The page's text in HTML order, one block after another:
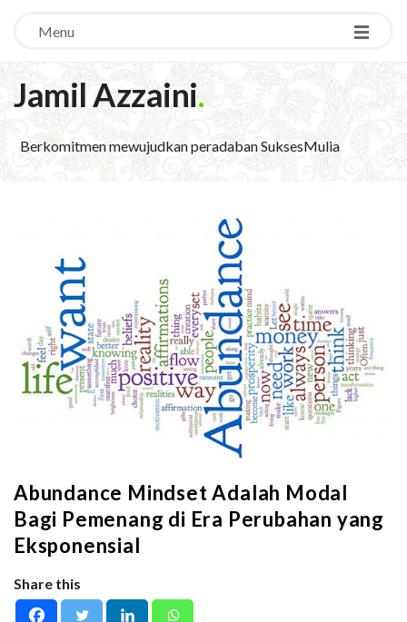
Menu
Jamil Azzaini.
Berkomitmen mewujudkan peradaban SuksesMulia
Abundance Mindset Adalah Modal
Bagi Pemenang di Era Perubahan yang
Eksponensial
Share this